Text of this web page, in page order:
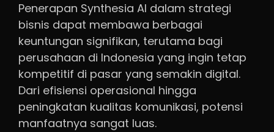
Penerapan Synthesia AI dalam strategi
bisnis dapat membawa berbagai
keuntungan signifikan, terutama bagi
perusahaan di Indonesia yang ingin tetap
kompetitif di pasar yang semakin digital.
Dari efisiensi operasional hingga
peningkatan kualitas komunikasi, potensi
manfaatnya sangat luas.